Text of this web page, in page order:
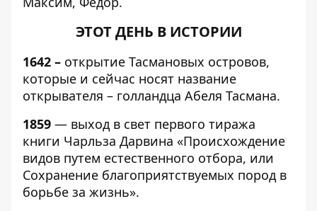
ЭТОТ ДЕНЬ В ИСТОРИИ
1642 – открытие Тасмановых островов,
которые и сейчас носят название
открывателя – голландца Абеля Тасмана.
1859 — выход в свет первого тиража
книги Чарльза Дарвина «Происхождение
видов путем естественного отбора, или
Сохранение благоприятствуемых пород в
борьбе за жизнь».